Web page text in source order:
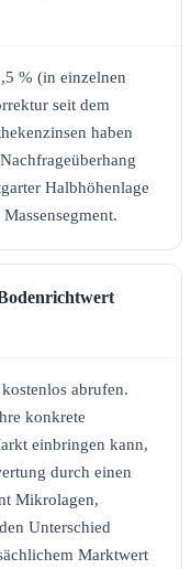
% (in einzelnen
seit dem
haben
Halbhöhenlage
abrufen.
konkrete
einbringen kann,
durch einen
Mikrolagen,
Unterschied
Marktwert